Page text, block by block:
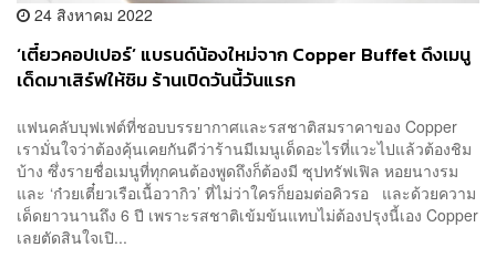
24 สิงหาคม 2022
‘เตี๋ยวคอปเปอร์’ แบรนด์น้องใหม่จาก Copper Buffet ดึงเมนู
เด็ดมาเสิร์ฟให้ชิม ร้านเปิดวันนี้วันแรก
แฟนคลับบุฟเฟต์ที่ชอบบรรยากาศและรสชาติสมราคาของ Copper
เรามั่นใจว่าต้องคุ้นเคยกันดีว่าร้านมีเมนูเด็ดอะไรที่แวะไปแล้วต้องชิม
บ้าง ซึ่งรายชื่อเมนูที่ทุกคนต้องพูดถึงก็ต้องมี ซุปทรัฟเฟิล หอยนางรม
และ ‘ก๋วยเตี๋ยวเรือเนื้อวากิว’ ที่ไม่ว่าใครก็ยอมต่อคิวรอ และด้วยความ
เด็ดยาวนานถึง 6 ปี เพราะรสชาติเข้มข้นแทบไม่ต้องปรุงนี้เอง Copper
เลยตัดสินใจเปิ...